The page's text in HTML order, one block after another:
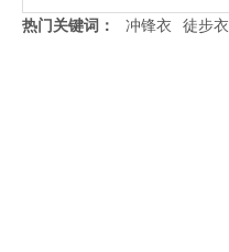
热门关键词： 冲锋衣 徒步衣